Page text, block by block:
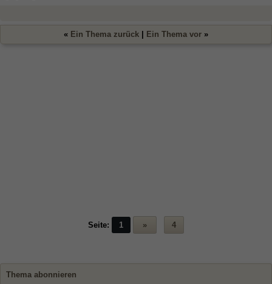
« Ein Thema zurück | Ein Thema vor »
Seite: 1 » 4
Thema abonnieren